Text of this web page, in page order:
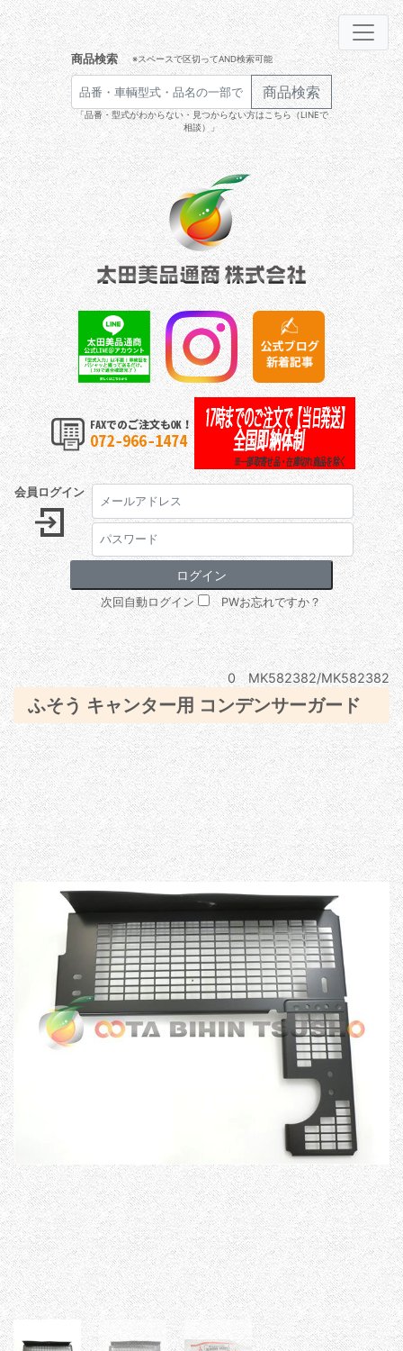
商品検索 ※スペースで区切ってAND検索可能
商品検索
「品番・型式がわからない・見つからない方はこちら（LINEで
相談）」
会員ログイン
次回自動ログイン PWお忘れですか？
0 MK582382/MK582382
ふそう キャンター用 コンデンサーガード